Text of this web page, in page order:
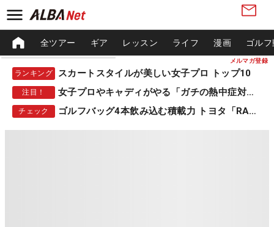
メルマガ登録
全ツアー ギア レッスン ライフ 漫画 ゴル
ランキング スカートスタイルが美しい女子プロ トップ10
注目！ 女子プロやキャディがやる「ガチの熱中症対策」
チェック ゴルフバッグ4本飲み込む積載力 トヨタ「RAV4」